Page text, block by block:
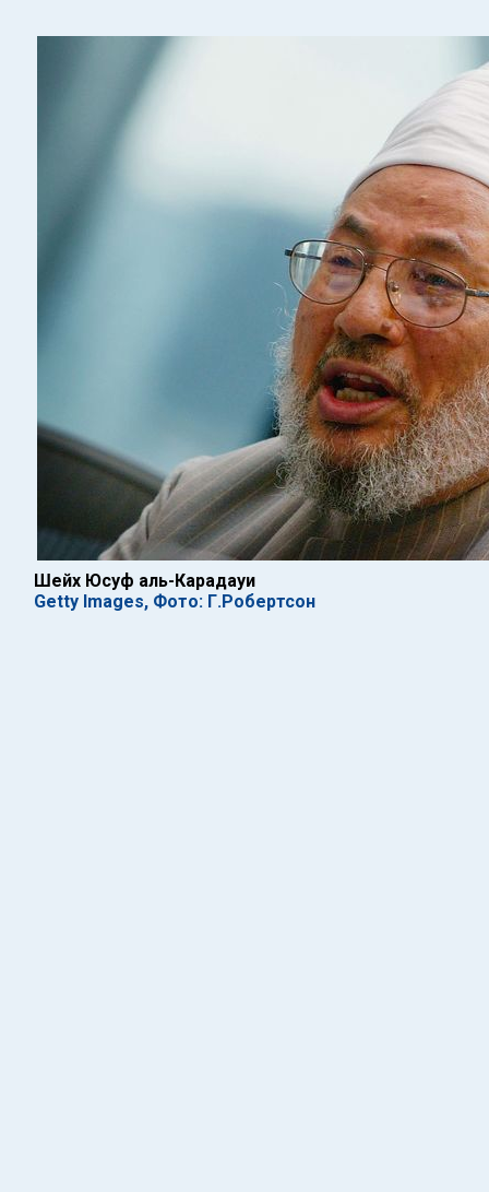
Шейх Юсуф аль-Карадауи
Getty Images, Фото: Г.Робертсон